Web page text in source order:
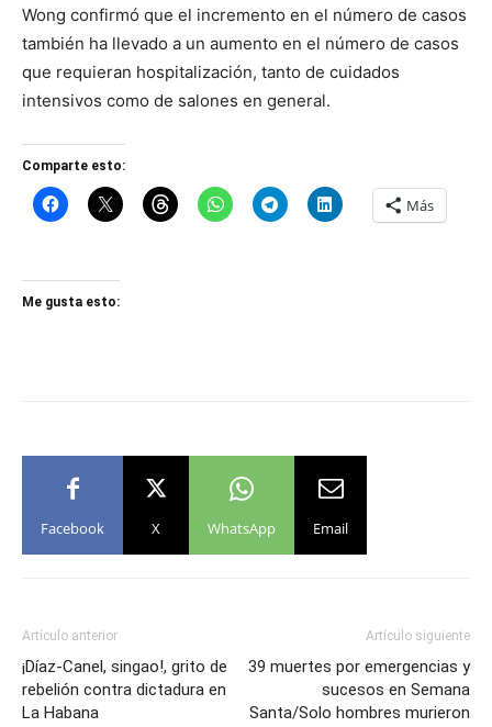
Wong confirmó que el incremento en el número de casos
también ha llevado a un aumento en el número de casos
que requieran hospitalización, tanto de cuidados
intensivos como de salones en general.
Comparte esto:
Más
Me gusta esto:
Facebook X WhatsApp Email
Artículo anterior
¡Díaz-Canel, singao!, grito de
rebelión contra dictadura en
La Habana
Artículo siguiente
39 muertes por emergencias y
sucesos en Semana
Santa/Solo hombres murieron